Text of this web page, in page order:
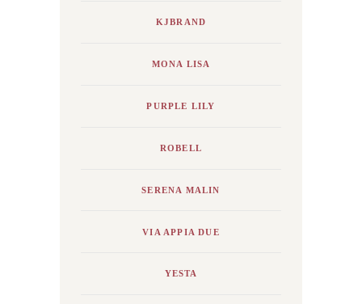
KJBRAND
MONA LISA
PURPLE LILY
ROBELL
SERENA MALIN
VIA APPIA DUE
YESTA